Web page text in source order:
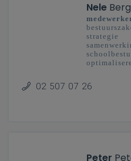
Nele
strategie
02 507 07 26
Peter